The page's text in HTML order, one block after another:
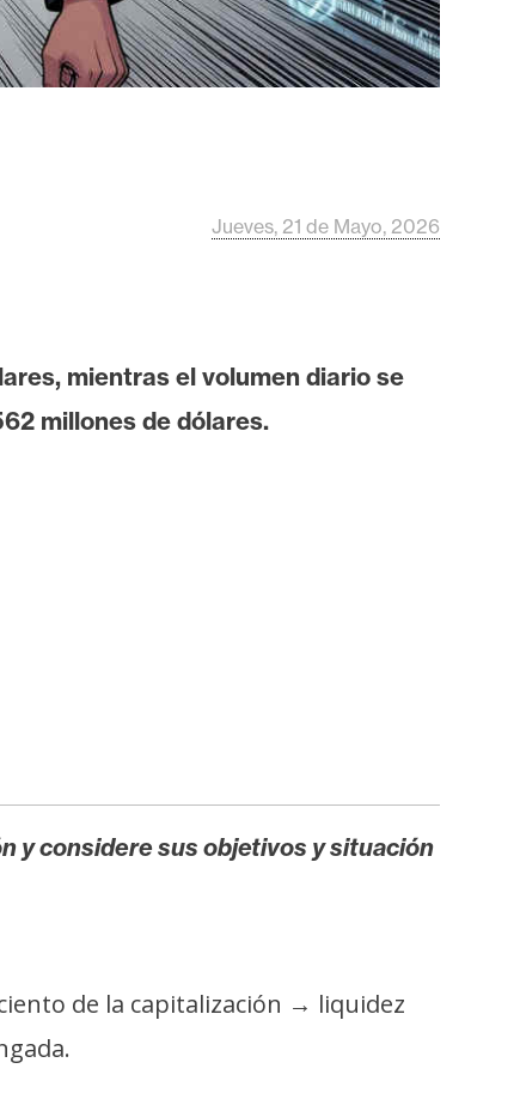
Jueves, 21 de Mayo, 2026
mientras el volumen diario se
millones de dólares.
y considere sus objetivos y situación
de la capitalización → liquidez